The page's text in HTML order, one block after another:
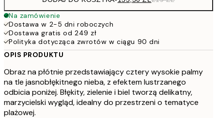
Na zamówienie
Dostawa w 2-5 dni roboczych
Dostawa gratis od 249 zł
Polityka dotycząca zwrotów w ciągu 90 dni
OPIS PRODUKTU
Obraz na płótnie przedstawiający cztery wysokie palmy
na tle jasnobłękitnego nieba, z efektem lustrzanego
odbicia poniżej. Błękity, zielenie i biel tworzą delikatny,
marzycielski wygląd, idealny do przestrzeni o tematyce
plażowej.